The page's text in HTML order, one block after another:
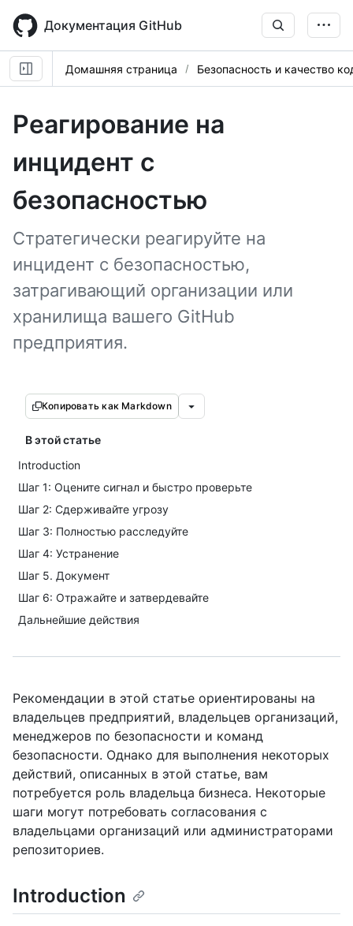
main
content
Документация GitHub
Домашняя страница Безопасность и качество
Реагирование на
инцидент с
безопасностью
Стратегически реагируйте на
инцидент с безопасностью,
затрагивающий организации или
хранилища вашего GitHub
предприятия.
Копировать как Markdown
В этой статье
Introduction
Шаг 1: Оцените сигнал и быстро проверьте
Шаг 2: Сдерживайте угрозу
Шаг 3: Полностью расследуйте
Шаг 4: Устранение
Шаг 5. Документ
Шаг 6: Отражайте и затвердевайте
Дальнейшие действия
Рекомендации в этой статье ориентированы на
владельцев предприятий, владельцев организаций,
менеджеров по безопасности и команд
безопасности. Однако для выполнения некоторых
действий, описанных в этой статье, вам
потребуется роль владельца бизнеса. Некоторые
шаги могут потребовать согласования с
владельцами организаций или администраторами
репозиториев.
Introduction